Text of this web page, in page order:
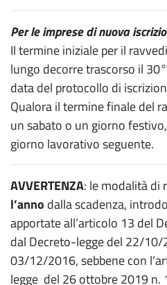
Per le imprese di nuova
Il termine iniziale per il
lungo decorre trascorso il
data del protocollo di
Qualora il termine finale del
un sabato o un giorno
giorno lavorativo seguente.
AVVERTENZA: le modalità di
l’anno dalla scadenza,
apportate all’articolo 13 del
dal Decreto-legge del 22/
03/12/2016, sebbene con
legge del 26 ottobre 2019 n.